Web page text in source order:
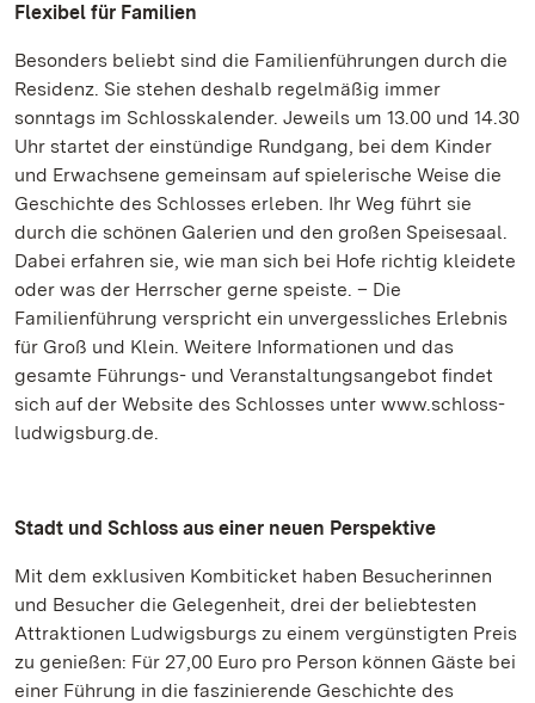
Flexibel für Familien
Besonders beliebt sind die Familienführungen durch die
Residenz. Sie stehen deshalb regelmäßig immer
sonntags im Schlosskalender. Jeweils um 13.00 und 14.30
Uhr startet der einstündige Rundgang, bei dem Kinder
und Erwachsene gemeinsam auf spielerische Weise die
Geschichte des Schlosses erleben. Ihr Weg führt sie
durch die schönen Galerien und den großen Speisesaal.
Dabei erfahren sie, wie man sich bei Hofe richtig kleidete
oder was der Herrscher gerne speiste. – Die
Familienführung verspricht ein unvergessliches Erlebnis
für Groß und Klein. Weitere Informationen und das
gesamte Führungs- und Veranstaltungsangebot findet
sich auf der Website des Schlosses unter www.schloss-
ludwigsburg.de.
Stadt und Schloss aus einer neuen Perspektive
Mit dem exklusiven Kombiticket haben Besucherinnen
und Besucher die Gelegenheit, drei der beliebtesten
Attraktionen Ludwigsburgs zu einem vergünstigten Preis
zu genießen: Für 27,00 Euro pro Person können Gäste bei
einer Führung in die faszinierende Geschichte des